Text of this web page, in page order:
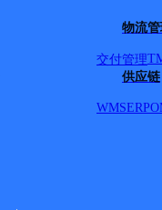
物流
交付管理
供应链
WMSERP